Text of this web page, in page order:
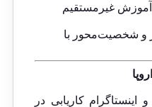
آموزش غیرمستقیم
و شخصیت‌محور با
اینستاگرام کاریابی در